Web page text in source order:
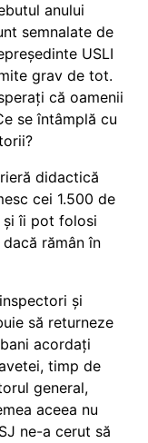
anului
semnalate de
USLI
grav de tot.
că oamenii
se întâmplă cu
didactică
cei 1.500 de
și îi pot folosi
rămân în
și
să returneze
acordați
timp de
general,
aceea nu
ne-a cerut să